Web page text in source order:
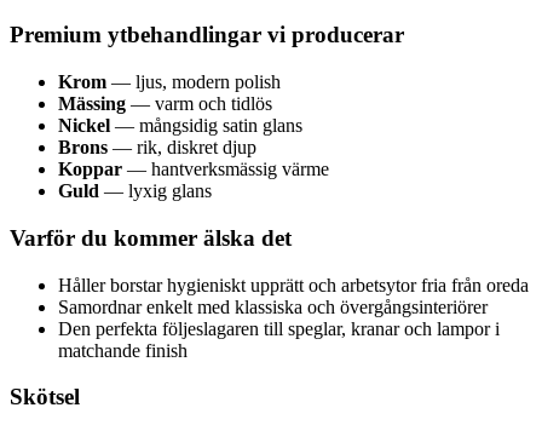
Premium ytbehandlingar vi producerar
Krom — ljus, modern polish
Mässing — varm och tidlös
Nickel — mångsidig satin glans
Brons — rik, diskret djup
Koppar — hantverksmässig värme
Guld — lyxig glans
Varför du kommer älska det
Håller borstar hygieniskt upprätt och arbetsytor fria från oreda
Samordnar enkelt med klassiska och övergångsinteriörer
Den perfekta följeslagaren till speglar, kranar och lampor i
matchande finish
Skötsel